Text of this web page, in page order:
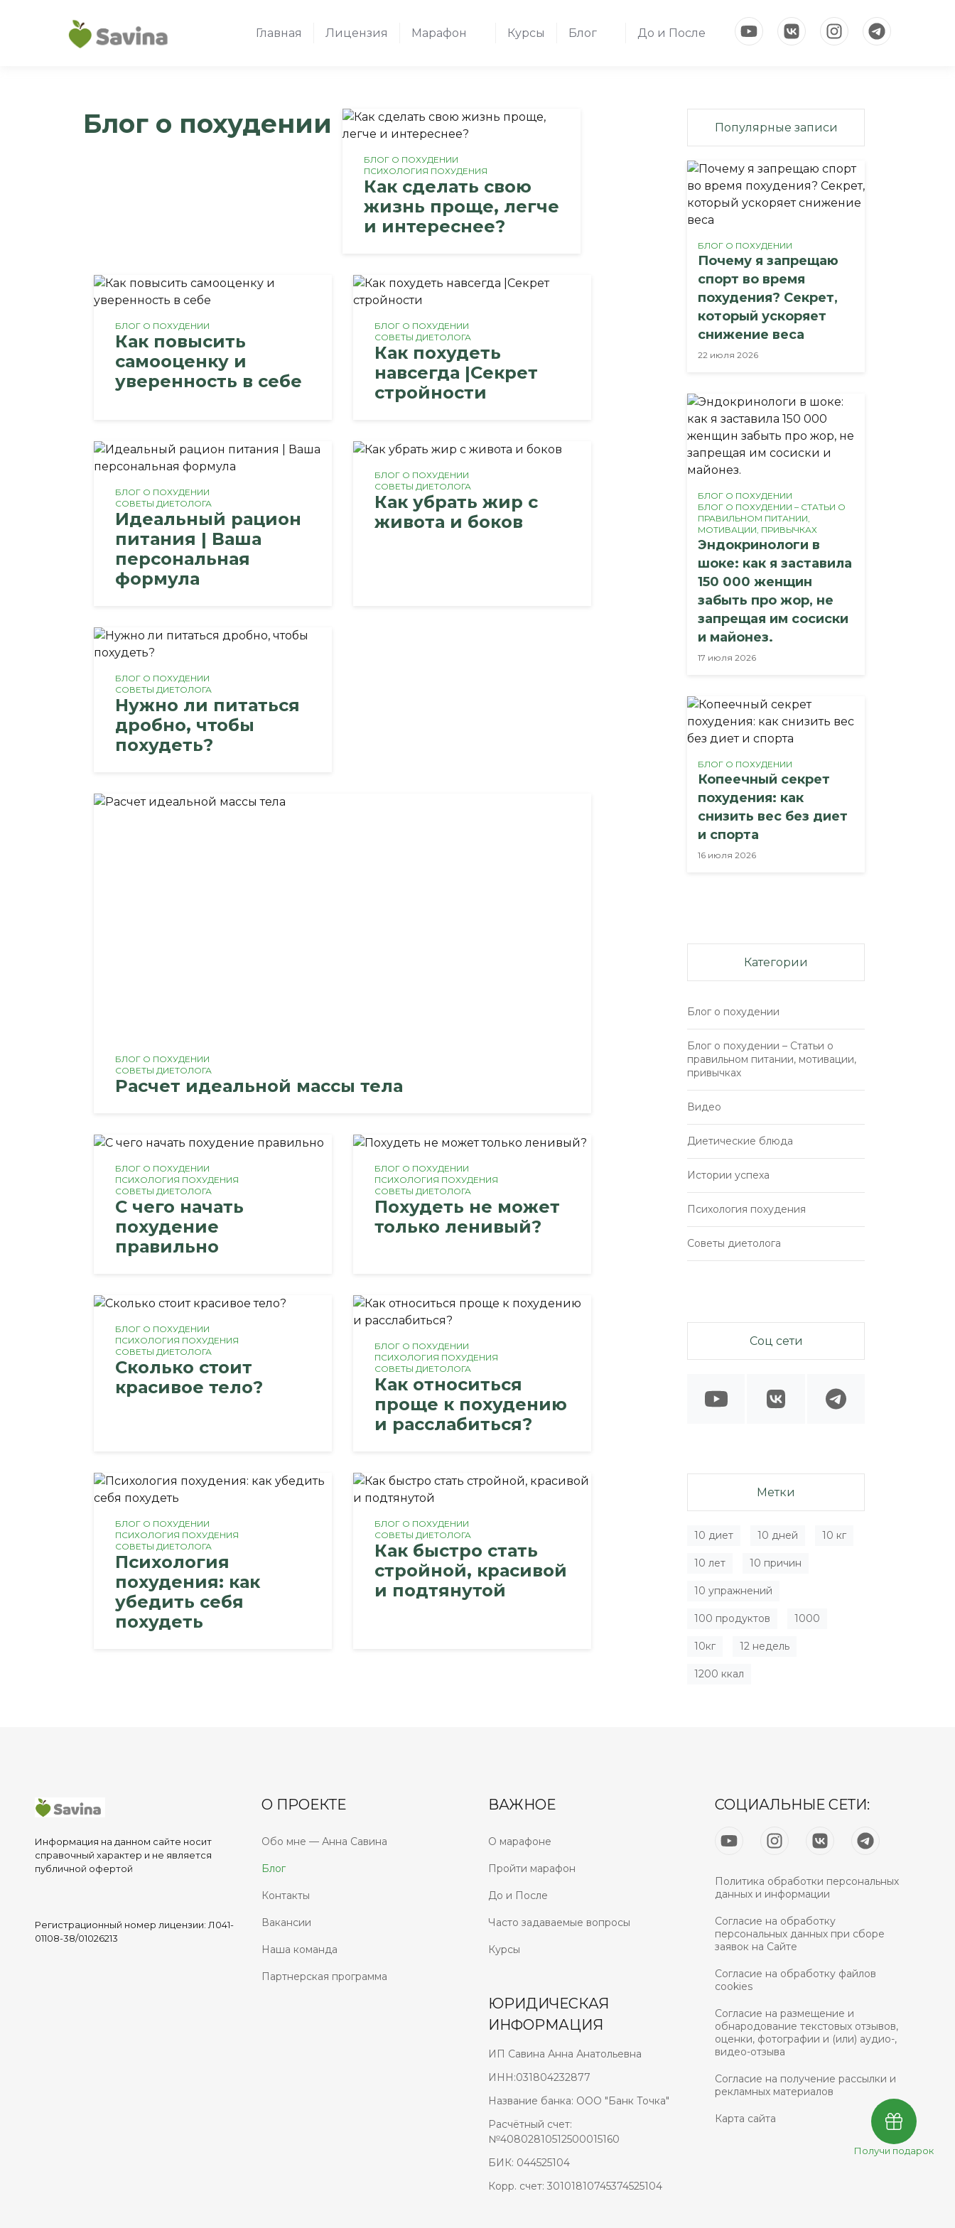
Главная Лицензия Марафон Курсы Блог До и После
Блог о похудении
БЛОГ О ПОХУДЕНИИ
ПСИХОЛОГИЯ ПОХУДЕНИЯ
Как сделать свою
жизнь проще, легче
и интереснее?
БЛОГ О ПОХУДЕНИИ
Как повысить
самооценку и
уверенность в себе
БЛОГ О ПОХУДЕНИИ
СОВЕТЫ ДИЕТОЛОГА
Как похудеть
навсегда |Секрет
стройности
БЛОГ О ПОХУДЕНИИ
СОВЕТЫ ДИЕТОЛОГА
Идеальный рацион
питания | Ваша
персональная
формула
БЛОГ О ПОХУДЕНИИ
СОВЕТЫ ДИЕТОЛОГА
Как убрать жир с
живота и боков
БЛОГ О ПОХУДЕНИИ
СОВЕТЫ ДИЕТОЛОГА
Нужно ли питаться
дробно, чтобы
похудеть?
БЛОГ О ПОХУДЕНИИ
СОВЕТЫ ДИЕТОЛОГА
Расчет идеальной массы тела
БЛОГ О ПОХУДЕНИИ
ПСИХОЛОГИЯ ПОХУДЕНИЯ
СОВЕТЫ ДИЕТОЛОГА
C чего начать
похудение
правильно
БЛОГ О ПОХУДЕНИИ
ПСИХОЛОГИЯ ПОХУДЕНИЯ
СОВЕТЫ ДИЕТОЛОГА
Похудеть не может
только ленивый?
БЛОГ О ПОХУДЕНИИ
ПСИХОЛОГИЯ ПОХУДЕНИЯ
СОВЕТЫ ДИЕТОЛОГА
Сколько стоит
красивое тело?
БЛОГ О ПОХУДЕНИИ
ПСИХОЛОГИЯ ПОХУДЕНИЯ
СОВЕТЫ ДИЕТОЛОГА
Как относиться
проще к похудению
и расслабиться?
БЛОГ О ПОХУДЕНИИ
ПСИХОЛОГИЯ ПОХУДЕНИЯ
СОВЕТЫ ДИЕТОЛОГА
Психология
похудения: как
убедить себя
похудеть
БЛОГ О ПОХУДЕНИИ
СОВЕТЫ ДИЕТОЛОГА
Как быстро стать
стройной, красивой
и подтянутой
Популярные записи
БЛОГ О ПОХУДЕНИИ
Почему я запрещаю
спорт во время
похудения? Секрет,
который ускоряет
снижение веса
22 июля 2026
БЛОГ О ПОХУДЕНИИ
БЛОГ О ПОХУДЕНИИ – СТАТЬИ О
ПРАВИЛЬНОМ ПИТАНИИ,
МОТИВАЦИИ, ПРИВЫЧКАХ
Эндокринологи в
шоке: как я заставила
150 000 женщин
забыть про жор, не
запрещая им сосиски
и майонез.
17 июля 2026
БЛОГ О ПОХУДЕНИИ
Копеечный секрет
похудения: как
снизить вес без диет
и спорта
16 июля 2026
Категории
Блог о похудении
Блог о похудении – Статьи о
правильном питании, мотивации,
привычках
Видео
Диетические блюда
Истории успеха
Психология похудения
Советы диетолога
Соц сети
Метки
10 диет 10 дней 10 кг
10 лет 10 причин
10 упражнений
100 продуктов 1000
10кг 12 недель
1200 ккал
Получи подарок
Информация на данном сайте носит
справочный характер и не является
публичной офертой
Регистрационный номер лицензии: Л041-
01108-38/01026213
О ПРОЕКТЕ
Обо мне — Анна Савина
Блог
Контакты
Вакансии
Наша команда
Партнерская программа
ВАЖНОЕ
О марафоне
Пройти марафон
До и После
Часто задаваемые вопросы
Курсы
ЮРИДИЧЕСКАЯ
ИНФОРМАЦИЯ
ИП Савина Анна Анатольевна
ИНН:031804232877
Название банка: ООО "Банк Точка"
Расчётный счет:
№40802810512500015160
БИК: 044525104
Корр. счет: 30101810745374525104
СОЦИАЛЬНЫЕ СЕТИ:
Политика обработки персональных
данных и информации
Согласие на обработку
персональных данных при сборе
заявок на Сайте
Согласие на обработку файлов
cookies
Согласие на размещение и
обнародование текстовых отзывов,
оценки, фотографии и (или) аудио-,
видео-отзыва
Согласие на получение рассылки и
рекламных материалов
Карта сайта